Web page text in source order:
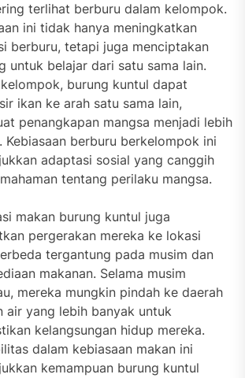
terlihat berburu dalam kelompok.
ini tidak hanya meningkatkan
berburu, tetapi juga menciptakan
untuk belajar dari satu sama lain.
burung kuntul dapat
ikan ke arah satu sama lain,
penangkapan mangsa menjadi lebih
Kebiasaan berburu berkelompok ini
adaptasi sosial yang canggih
tentang perilaku mangsa.
makan burung kuntul juga
pergerakan mereka ke lokasi
tergantung pada musim dan
makanan. Selama musim
mereka mungkin pindah ke daerah
air yang lebih banyak untuk
kelangsungan hidup mereka.
dalam kebiasaan makan ini
kemampuan burung kuntul